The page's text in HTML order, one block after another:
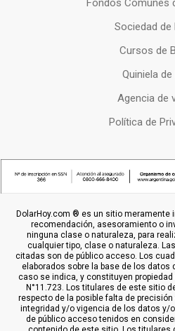
Fondos Comunes
Sociedad de
Cursos de
Quiniela de
Agencia de
Política de
DolarHoy.com ® es un sitio meramente
recomendación, asesoramiento o
ninguna clase o naturaleza, para
cualquier tipo, clase o naturaleza.
citadas son de público acceso. Los
elaborados sobre la base de los datos
caso se indica, y constituyen
N°11.723. Los titulares de este sitio
respecto de la posible falta de
integridad y/o vigencia de los datos y/
de público acceso tenidos en